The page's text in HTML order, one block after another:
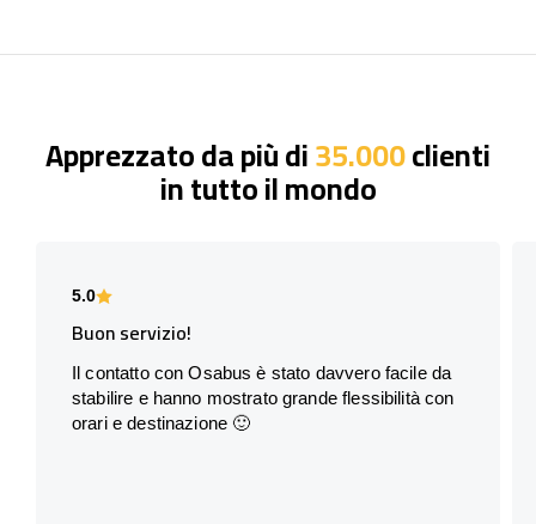
Apprezzato da più di35.000clienti
in tutto il mondo
5.0
Buon servizio!
Il contatto con Osabus è stato davvero facile da
stabilire e hanno mostrato grande flessibilità con
orari e destinazione 🙂